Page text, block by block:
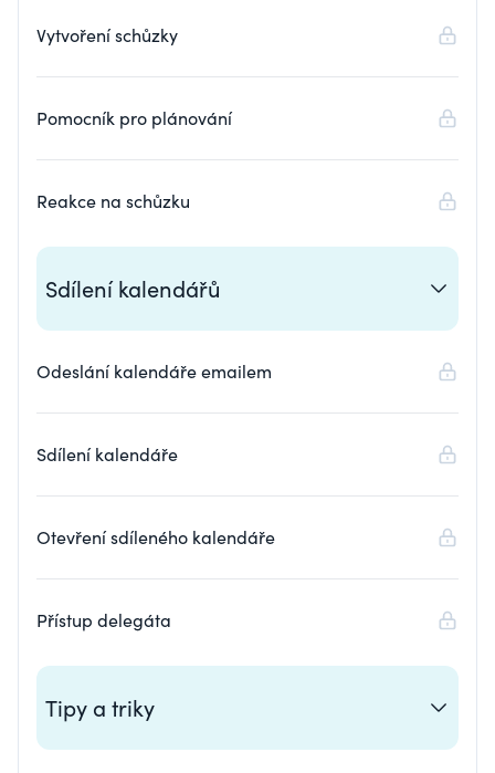
Vytvoření schůzky
Pomocník pro plánování
Reakce na schůzku
Sdílení kalendářů
Odeslání kalendáře emailem
Sdílení kalendáře
Otevření sdíleného kalendáře
Přístup delegáta
Tipy a triky